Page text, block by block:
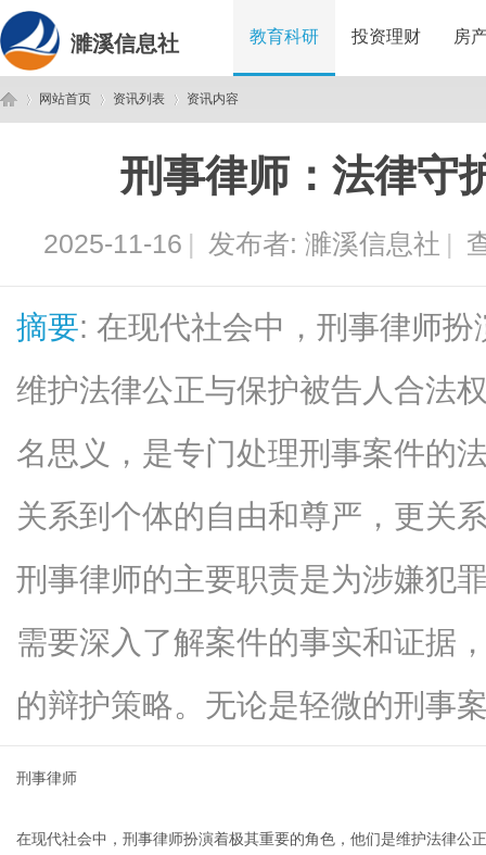
濉溪信息社 教育科研 投资理财 房
网站首页 资讯列表 资讯内容
刑事律师：法律守
2025-11-16 | 发布者: 濉溪信息社 |
摘要: 在现代社会中，刑事律师
维护法律公正与保护被告人合法
名思义，是专门处理刑事案件的
关系到个体的自由和尊严，更关
刑事律师的主要职责是为涉嫌犯
需要深入了解案件的事实和证据
的辩护策略。无论是轻微的刑事
刑事律师
在现代社会中，刑事律师扮演着极其重要的角色，他们是维护法律公